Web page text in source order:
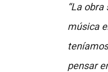
“La
música
pensar